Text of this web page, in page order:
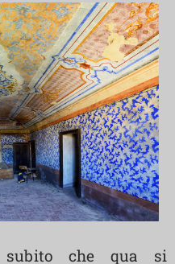
subito che qua si